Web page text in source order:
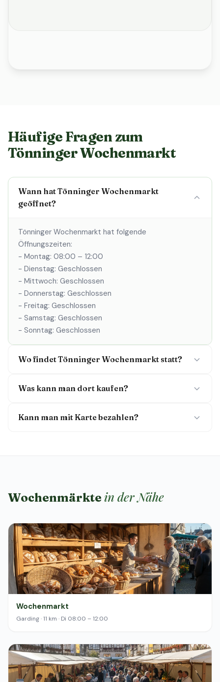
Häufige Fragen zum
Tönninger Wochenmarkt
Wann hat Tönninger Wochenmarkt
geöffnet?
Tönninger Wochenmarkt hat folgende
Öffnungszeiten:
- Montag: 08:00 – 12:00
- Dienstag: Geschlossen
- Mittwoch: Geschlossen
- Donnerstag: Geschlossen
- Freitag: Geschlossen
- Samstag: Geschlossen
- Sonntag: Geschlossen
Wo findet Tönninger Wochenmarkt statt?
Was kann man dort kaufen?
Kann man mit Karte bezahlen?
Wochenmärkte in der Nähe
Wochenmarkt
Garding · 11 km · Di 08:00 – 12:00